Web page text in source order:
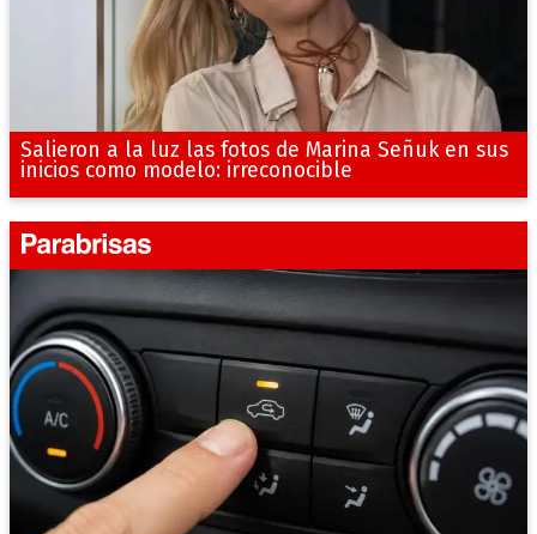
Salieron a la luz las fotos de Marina Señuk en sus
inicios como modelo: irreconocible